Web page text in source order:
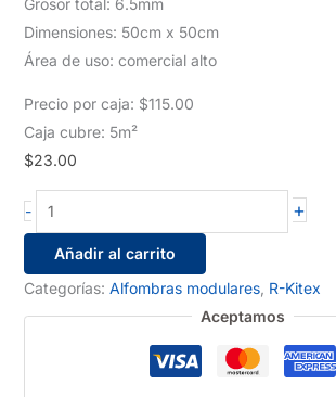
Grosor total: 6.5mm
Dimensiones: 50cm x 50cm
Área de uso: comercial alto
Precio por caja: $115.00
Caja cubre: 5m²
$23.00
-
R38104
cantidad
+
Añadir al carrito
Categorías: Alfombras modulares, R-Kitex
Aceptamos